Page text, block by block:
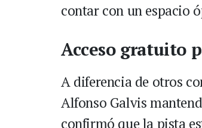
contar con un espacio
Acceso gratuito
A diferencia de otros
Alfonso Galvis
confirmó que la pista